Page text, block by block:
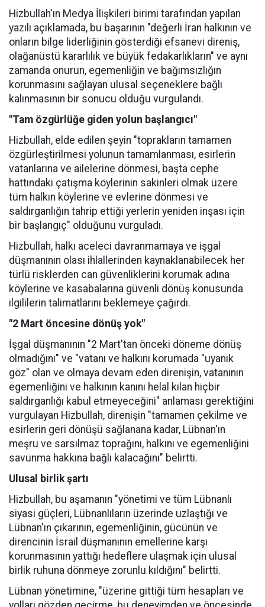
Hizbullah'ın Medya İlişkileri birimi tarafından yapılan
yazılı açıklamada, bu başarının "değerli İran halkının ve
onların bilge liderliğinin gösterdiği efsanevi direniş,
olağanüstü kararlılık ve büyük fedakarlıkların" ve aynı
zamanda onurun, egemenliğin ve bağımsızlığın
korunmasını sağlayan ulusal seçeneklere bağlı
kalınmasının bir sonucu olduğu vurgulandı.
"Tam özgürlüğe giden yolun başlangıcı"
Hizbullah, elde edilen şeyin "toprakların tamamen
özgürleştirilmesi yolunun tamamlanması, esirlerin
vatanlarına ve ailelerine dönmesi, başta cephe
hattındaki çatışma köylerinin sakinleri olmak üzere
tüm halkın köylerine ve evlerine dönmesi ve
saldırganlığın tahrip ettiği yerlerin yeniden inşası için
bir başlangıç" olduğunu vurguladı.
Hizbullah, halkı aceleci davranmamaya ve işgal
düşmanının olası ihlallerinden kaynaklanabilecek her
türlü risklerden can güvenliklerini korumak adına
köylerine ve kasabalarına güvenli dönüş konusunda
ilgililerin talimatlarını beklemeye çağırdı.
"2 Mart öncesine dönüş yok"
İşgal düşmanının "2 Mart'tan önceki döneme dönüş
olmadığını" ve "vatanı ve halkını korumada "uyanık
göz" olan ve olmaya devam eden direnişin, vatanının
egemenliğini ve halkının kanını helal kılan hiçbir
saldırganlığı kabul etmeyeceğini" anlaması gerektiğini
vurgulayan Hizbullah, direnişin "tamamen çekilme ve
esirlerin geri dönüşü sağlanana kadar, Lübnan'ın
meşru ve sarsılmaz toprağını, halkını ve egemenliğini
savunma hakkına bağlı kalacağını" belirtti.
Ulusal birlik şartı
Hizbullah, bu aşamanın "yönetimi ve tüm Lübnanlı
siyasi güçleri, Lübnanlıların üzerinde uzlaştığı ve
Lübnan'ın çıkarının, egemenliğinin, gücünün ve
direncinin İsrail düşmanının emellerine karşı
korunmasının yattığı hedeflere ulaşmak için ulusal
birlik ruhuna dönmeye zorunlu kıldığını" belirtti.
Lübnan yönetimine, "üzerine gittiği tüm hesapları ve